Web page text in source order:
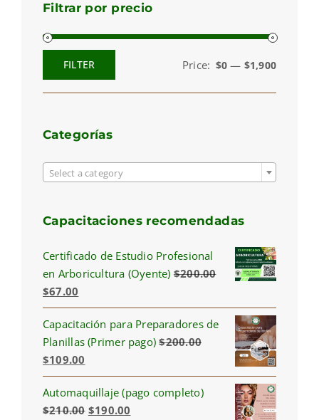
Filtrar por precio
price
price
FILTER Price: $0— $1,900
Categorías
Select a category
Capacitaciones recomendadas
Certificado de Estudio Profesional
en Arboricultura (Oyente) $200.00
Original
price
was:
$200.00.
$67.00
price
is:
$67.00.
Capacitación para Preparadores de
Planillas (Primer pago) $200.00
Original
price
was:
$200.00.
$109.00
price
is:
$109.00.
Automaquillaje (pago completo)
$210.00 Original
$190.00